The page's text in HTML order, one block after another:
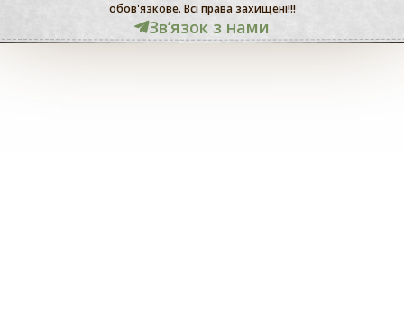
обов'язкове. Всі права захищені!!!
Звʼязок з нами